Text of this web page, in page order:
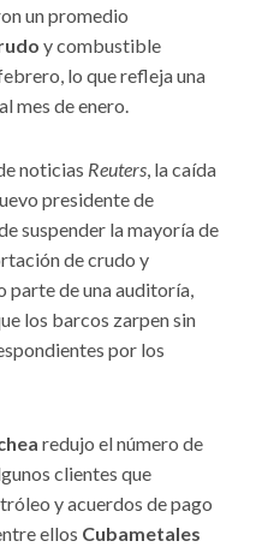
un promedio
y combustible
lo que refleja una
mes de enero.
noticias Reuters, la caída
presidente de
suspender la mayoría de
de crudo y
parte de una auditoría,
los barcos zarpen sin
por los
redujo el número de
clientes que
y acuerdos de pago
ellos Cubametales